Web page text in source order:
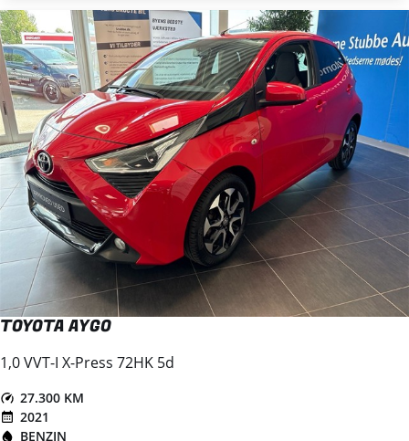
TOYOTA AYGO
1,0 VVT-I X-Press 72HK 5d
27.300 KM
2021
BENZIN